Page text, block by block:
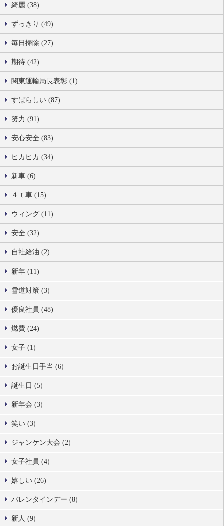
綺麗 (38)
ずっきり (49)
毎日掃除 (27)
期待 (42)
関東運輸局長表彰 (1)
すばらしい (87)
努力 (91)
安心安全 (83)
ピカピカ (34)
新車 (6)
４ｔ車 (15)
ウィング (11)
安全 (32)
自社給油 (2)
新年 (11)
雪道対策 (3)
優良社員 (48)
燃費 (24)
女子 (1)
お誕生日手当 (6)
誕生日 (5)
新年会 (3)
笑い (3)
ジャンケン大会 (2)
女子社員 (4)
嬉しい (26)
バレンタインデー (8)
新人 (9)